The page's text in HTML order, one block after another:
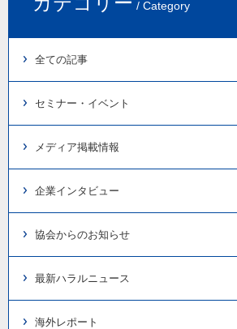
/ Category
全ての記事
セミナー・イベント
メディア掲載情報
企業インタビュー
協会からのお知らせ
最新ハラルニュース
海外レポート